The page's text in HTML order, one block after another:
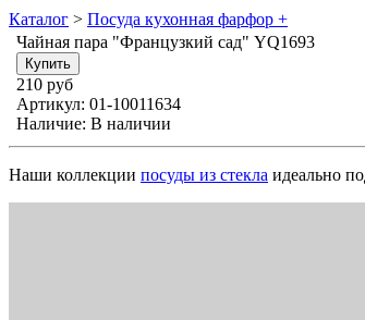
Каталог > Посуда кухонная фарфор +
Чайная пара "Французкий сад" YQ1693
210 руб
Артикул: 01-10011634
Наличие: В наличии
Наши коллекции посуды из стекла идеально